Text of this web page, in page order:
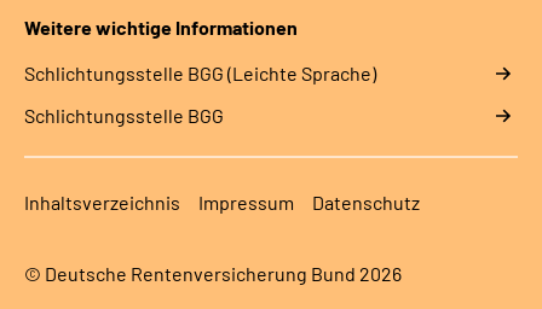
Weitere wichtige Informationen
Schlich­tungs­stel­le BGG (Leichte Sprache)
Schlich­tungs­stel­le BGG
Inhaltsverzeichnis Impressum Datenschutz
© Deutsche Rentenversicherung Bund 2026